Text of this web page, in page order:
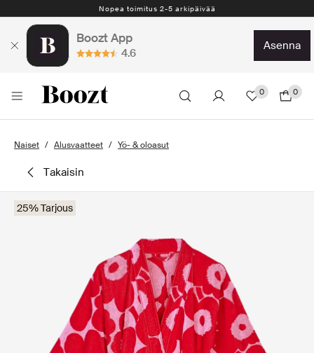
Nopea toimitus 2-5 arkipäivää
Boozt App
4.6
asenna
0 0
Naiset Alusvaatteet Yö- & oloasut
takaisin
25% Tarjous